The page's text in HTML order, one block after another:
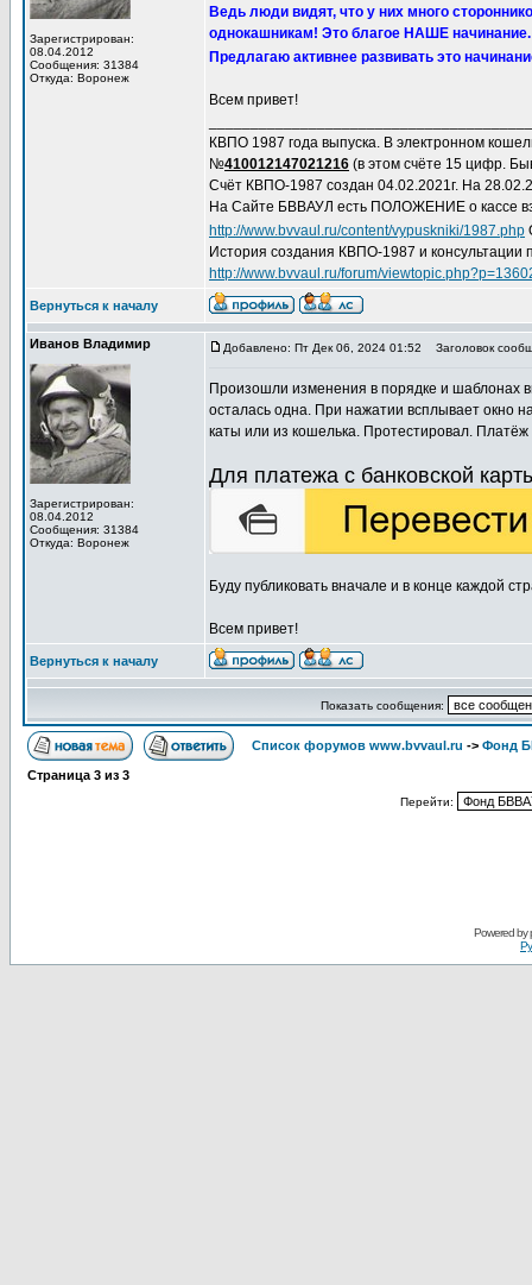
Зарегистрирован:
08.04.2012
Сообщения: 31384
Откуда: Воронеж
Ведь люди видят, что у них много
однокашникам! Это благое НАШЕ начинание.
Предлагаю активнее развивать это
Всем привет!
КВПО 1987 года выпуска. В электронном
№410012147021216 (в этом счёте 15 цифр.
Счёт КВПО-1987 создан 04.02.2021г. На
На Сайте БВВАУЛ есть ПОЛОЖЕНИЕ о кассе
http://www.bvvaul.ru/content/vypuskniki/1987.php
История создания КВПО-1987 и консультации
http://www.bvvaul.ru/forum/
Вернуться к началу
Иванов Владимир
Зарегистрирован:
08.04.2012
Сообщения: 31384
Откуда: Воронеж
Добавлено: Пт Дек 06, 2024 01:52 Заголовок
Произошли изменения в порядке и шаблонах
осталась одна. При нажатии всплывает окно
каты или из кошелька. Протестировал.
Для платежа с банковской
Буду публиковать вначале и в конце каждой
Всем привет!
Вернуться к началу
Показать сообщения:
Список форумов www.bvvaul.ru -> Фонд
Страница 3 из 3
Перейти:
Powered by